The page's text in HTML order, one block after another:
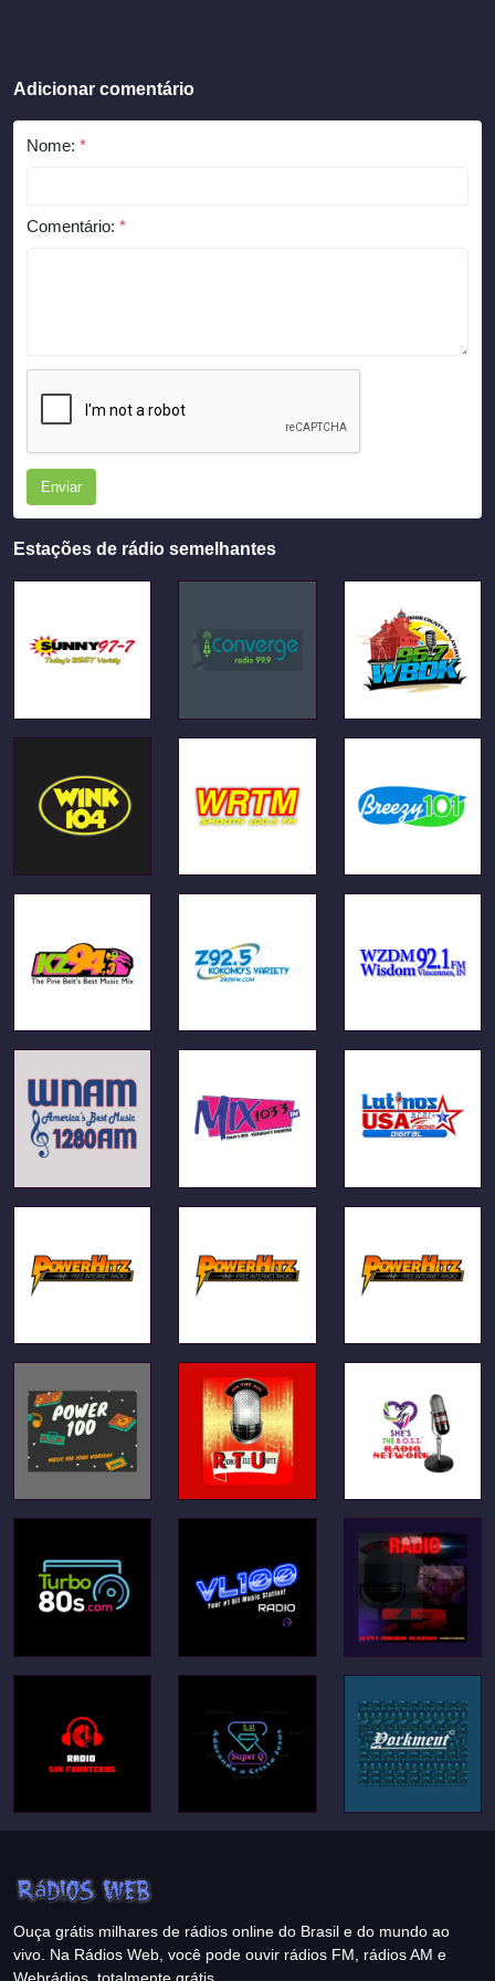
Adicionar comentário
Nome: *
Comentário: *
Enviar
Estações de rádio semelhantes
Ouça grátis milhares de rádios online do Brasil e do mundo ao
vivo. Na Rádios Web, você pode ouvir rádios FM, rádios AM e